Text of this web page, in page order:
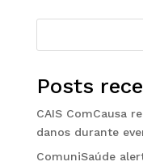
Posts
CAIS ComCausa
danos durante
ComuniSaúde